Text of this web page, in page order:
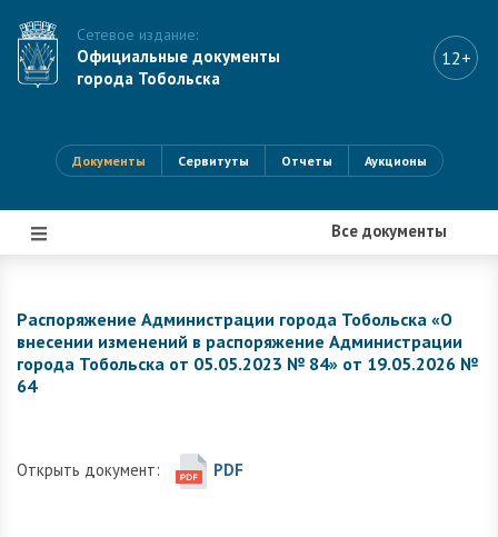
Сетевое издание:
Официальные документы
города Тобольска
12+
Документы Сервитуты Отчеты Аукционы
Все документы
|||
Распоряжение Администрации города Тобольска «О
внесении изменений в распоряжение Администрации
города Тобольска от 05.05.2023 № 84» от 19.05.2026 №
64
Открыть документ: PDF